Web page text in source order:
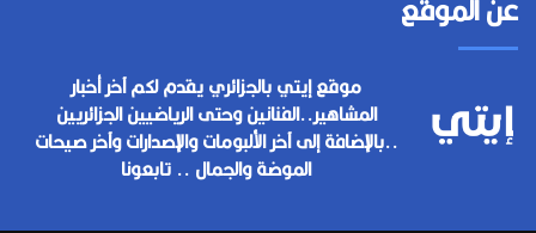
عن الموقع
موقع إيتي بالجزائري يقدم لكم آخر أخبار
المشاهير..الفنانين وحتى الرياضيين الجزائريين
..بالإضافة إلى آخر الألبومات والإصدارات وآخر صيحات
الموضة والجمال .. تابعونا